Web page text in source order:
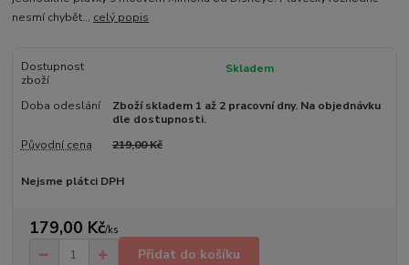
nesmí chybět... celý popis
Dostupnost
zboží
Skladem
Doba odeslání
Zboží skladem 1 až 2 pracovní dny. Na objednávku
dle dostupnosti.
Původní cena
219,00 Kč
Nejsme plátci DPH
179,00 Kč/ks
Přidat do košíku